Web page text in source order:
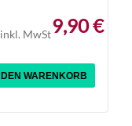
MwSt9,90 €
DEN WARENKORB